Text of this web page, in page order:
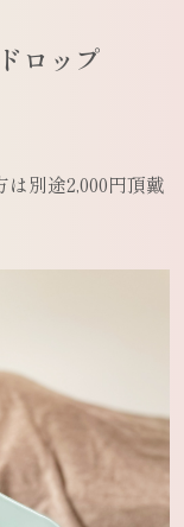
ロップ
別途2,000円頂戴